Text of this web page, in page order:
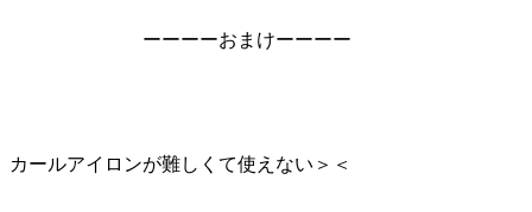
ーーーーおまけーーーー
カールアイロンが難しくて使えない＞＜